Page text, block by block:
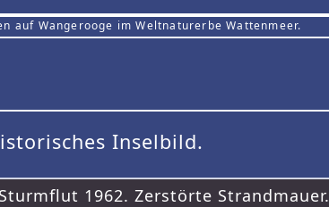
auf Wangerooge im Weltnaturerbe Wattenmeer.
Inselbild.
Sturmflut 1962. Zerstörte Strandmauer.